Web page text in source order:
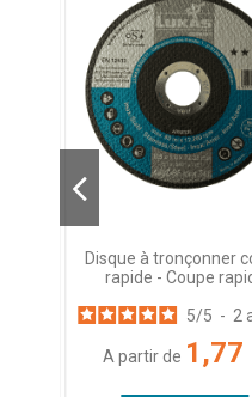
Disque à tronçonner
rapide - Coupe
5/5 - 2
A partir de 1,77